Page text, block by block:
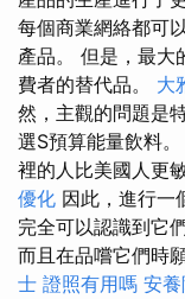
每個商業網絡都可
產品。 但是，最大
費者的替代品。 大
然，主觀的問題是
選S預算能量飲料。
裡的人比美國人更
優化 因此，進行一
完全可以認識到它
而且在品嚐它們時
士 證照有用嗎 安